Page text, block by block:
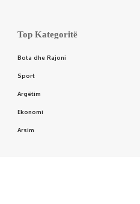
Top Kategoritë
Bota dhe Rajoni
Sport
Argëtim
Ekonomi
Arsim